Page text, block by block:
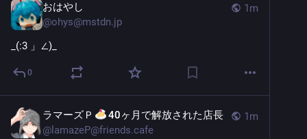
1m
おはやし
@ohys@mstdn.jp
_(:3 」∠)_
0
1m
ラマーズＰ
40ヶ月で解放された店長
@ lamazeP@friends.cafe